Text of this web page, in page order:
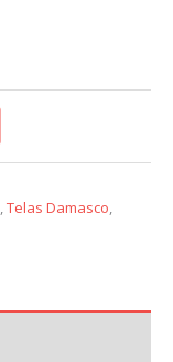
,Telas Damasco,